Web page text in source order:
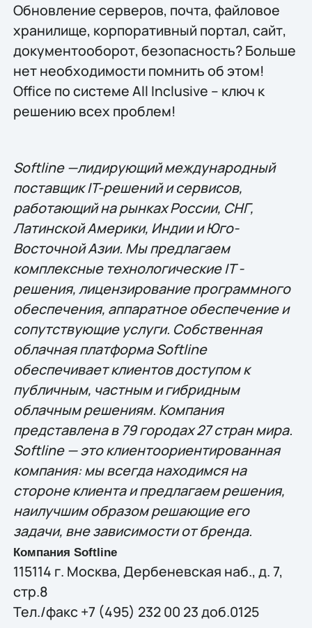
Обновление серверов, почта, файловое
хранилище, корпоративный портал, сайт,
документооборот, безопасность? Больше
нет необходимости помнить об этом!
Office по системе All Inclusive – ключ к
решению всех проблем!
Softline —лидирующий международный
поставщик IT-решений и сервисов,
работающий на рынках России, СНГ,
Латинской Америки, Индии и Юго-
Восточной Азии. Мы предлагаем
комплексные технологические IT -
решения, лицензирование программного
обеспечения, аппаратное обеспечение и
сопутствующие услуги. Собственная
облачная платформа Softline
обеспечивает клиентов доступом к
публичным, частным и гибридным
облачным решениям. Компания
представлена в 79 городах 27 стран мира.
Softline — это клиентоориентированная
компания: мы всегда находимся на
стороне клиента и предлагаем решения,
наилучшим образом решающие eго
задачи, вне зависимости от бренда.
Компания Softline
115114 г. Москва, Дербеневская наб., д. 7,
стр.8
Тел./факс +7 (495) 232 00 23 доб.0125